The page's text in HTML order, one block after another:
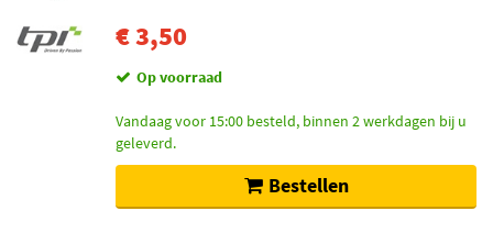
Toon meer
Niet op voorraad (424)
Op voorraad (235)
€ 3,50
Op voorraad
Vandaag voor 15:00 besteld, binnen 2 werkdagen bij u
geleverd.
Bestellen